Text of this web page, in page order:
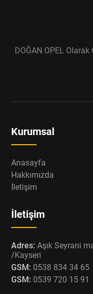
DOĞAN OPEL
Kurumsal
Anasayfa
Hakkımızda
İletişim
İletişim
Adres: Aşık Seyrani
/Kayseri
GSM: 0538 834 34 65
GSM: 0539 720 15 91